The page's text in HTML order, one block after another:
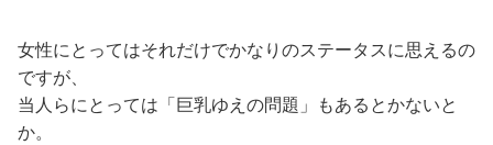
女性にとってはそれだけでかなりのステータスに思えるの
ですが、
当人らにとっては「巨乳ゆえの問題」もあるとかないと
か。